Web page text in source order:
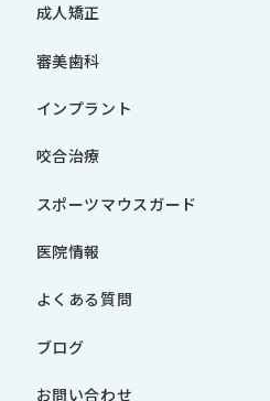
成人矯正
審美歯科
インプラント
咬合治療
スポーツマウスガード
医院情報
よくある質問
ブログ
お問い合わせ